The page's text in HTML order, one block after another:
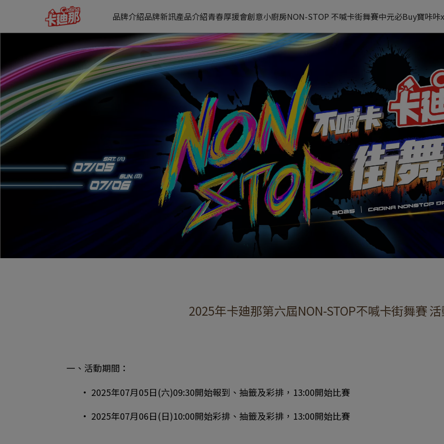
2025卡廸那街舞賽最新消息 | 卡迪那 好吃不喊卡
品牌介紹品牌新訊產品介紹青春厚援會創意小廚房NON-STOP 不喊卡街舞賽中元必Buy寶咔咔
2025年卡廸那第六屆NON-STOP不喊卡街舞賽
一、活動期間：
• 2025年07月05日(六)09:30開始報到、抽籤及彩排，13:00開始比賽
• 2025年07月06日(日)10:00開始彩排、抽籤及彩排，13:00開始比賽